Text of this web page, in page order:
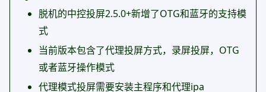
脱机的中控投屏2.5.0+新增了OTG和蓝牙的支持模
式
当前版本包含了代理投屏方式，录屏投屏，OTG
或者蓝牙操作模式
代理模式投屏需要安装主程序和代理ipa